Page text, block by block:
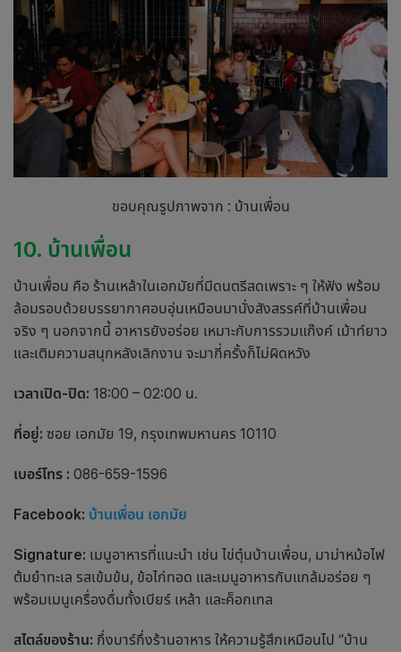
ขอบคุณรูปภาพจาก : บ้านเพื่อน
10. บ้านเพื่อน
บ้านเพื่อน คือ ร้านเหล้าในเอกมัยที่มีดนตรีสดเพราะ ๆ ให้ฟัง พร้อม
ล้อมรอบด้วยบรรยากาศอบอุ่นเหมือนมานั่งสังสรรค์ที่บ้านเพื่อน
จริง ๆ นอกจากนี้ อาหารยังอร่อย เหมาะกับการรวมแก๊งค์ เม้าท์ยาว
และเติมความสนุกหลังเลิกงาน จะมากี่ครั้งก็ไม่ผิดหวัง
เวลาเปิด-ปิด: 18:00 – 02:00 น.
ที่อยู่: ซอย เอกมัย 19, กรุงเทพมหานคร 10110
เบอร์โทร : 086-659-1596
Facebook: บ้านเพื่อน เอกมัย
Signature: เมนูอาหารที่แนะนำ เช่น ไข่ตุ๋นบ้านเพื่อน, มาม่าหม้อไฟ
ต้มยำทะเล รสเข้มข้น, ข้อไก่ทอด และเมนูอาหารกับแกล้มอร่อย ๆ
พร้อมเมนูเครื่องดื่มทั้งเบียร์ เหล้า และค็อกเทล
สไตล์ของร้าน: กึ่งบาร์กึ่งร้านอาหาร ให้ความรู้สึกเหมือนไป “บ้าน